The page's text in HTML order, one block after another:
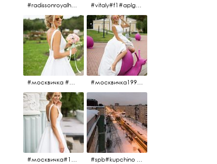
#radissonroyalhotel #рэдиссонройал#рэдиссонройалмосква #рекамосква#москва#гостиницаукраина#украина#hotel#отель#moscow @radissonroyalmoscow #vitaly#f1#aplgallery#formula1
#москвичка #москвичка1990#вднх2016 #июль2016 #1990 #москвичка1990@#июль2016 #вднх2016 #1990
#москвичка#1990#вднх2016#июль2016# #spb#kupchino #крышапотекла